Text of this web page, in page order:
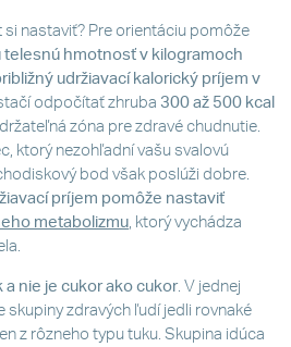
si nastaviť? Pre orientáciu pomôže
telesnú hmotnosť v kilogramoch
udržiavací kalorický príjem v
odpočítať zhruba 300 až 500 kcal
zóna pre zdravé chudnutie.
ktorý nezohľadní vašu svalovú
bod však poslúži dobre.
príjem pomôže nastaviť
metabolizmu , ktorý vychádza
a nie je cukor ako cukor. V jednej
skupiny zdravých ľudí jedli rovnaké
z rôzneho typu tuku. Skupina idúca